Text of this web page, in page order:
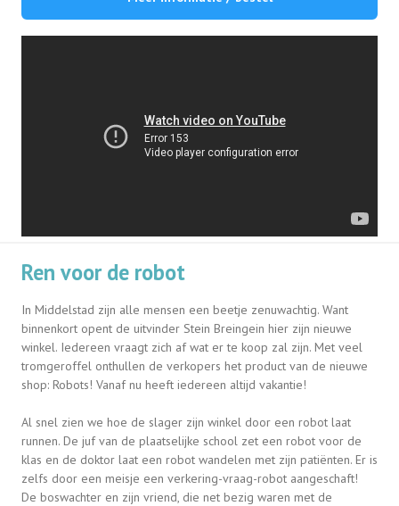
Ren voor de robot
In Middelstad zijn alle mensen een beetje zenuwachtig. Want
binnenkort opent de uitvinder Stein Breingein hier zijn nieuwe
winkel. Iedereen vraagt zich af wat er te koop zal zijn. Met veel
tromgeroffel onthullen de verkopers het product van de nieuwe
shop: Robots! Vanaf nu heeft iedereen altijd vakantie!
Al snel zien we hoe de slager zijn winkel door een robot laat
runnen. De juf van de plaatselijke school zet een robot voor de
klas en de doktor laat een robot wandelen met zijn patiënten. Er is
zelfs door een meisje een verkering-vraag-robot aangeschaft!
De boswachter en zijn vriend, die net bezig waren met de